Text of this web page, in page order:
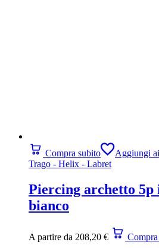
Compra subito
Aggiungi
Trago - Helix - Labret
Piercing archetto 5p
bianco
A partire da 208,20 €